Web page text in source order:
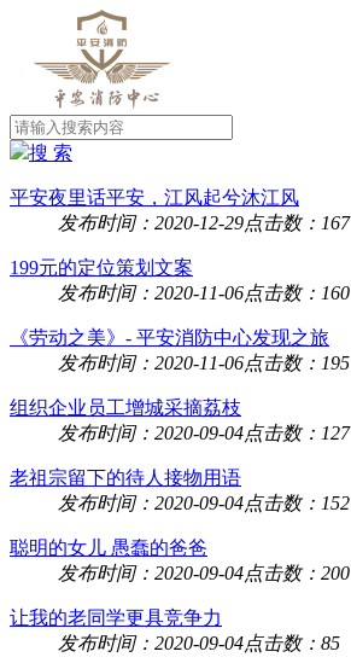
搜 索
平安夜里话平安，江风起兮沐江风
发布时间：2020-12-29点击数：167
199元的定位策划文案
发布时间：2020-11-06点击数：160
《劳动之美》- 平安消防中心发现之旅
发布时间：2020-11-06点击数：195
组织企业员工增城采摘荔枝
发布时间：2020-09-04点击数：127
老祖宗留下的待人接物用语
发布时间：2020-09-04点击数：152
聪明的女儿 愚蠢的爸爸
发布时间：2020-09-04点击数：200
让我的老同学更具竞争力
发布时间：2020-09-04点击数：85